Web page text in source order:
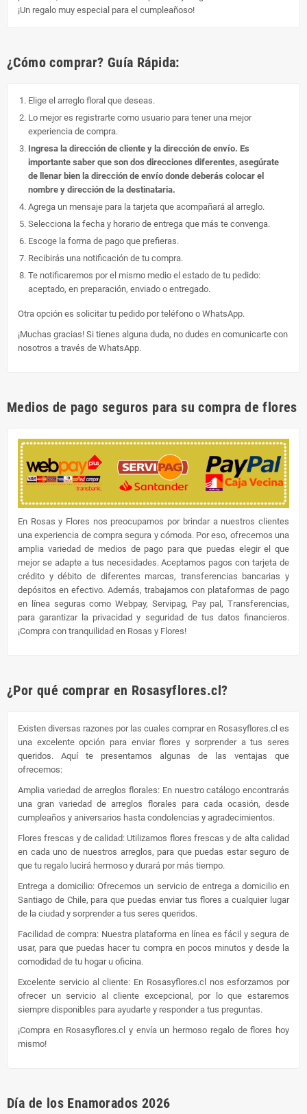
¡Un regalo muy especial para el cumpleañoso!
¿Cómo comprar? Guía Rápida:
Elige el arreglo floral que deseas.
Lo mejor es registrarte como usuario para tener una mejor
experiencia de compra.
Ingresa la dirección de cliente y la dirección de envío. Es
importante saber que son dos direcciones diferentes, asegúrate
de llenar bien la dirección de envío donde deberás colocar el
nombre y dirección de la destinataria.
Agrega un mensaje para la tarjeta que acompañará al arreglo.
Selecciona la fecha y horario de entrega que más te convenga.
Escoge la forma de pago que prefieras.
Recibirás una notificación de tu compra.
Te notificaremos por el mismo medio el estado de tu pedido:
aceptado, en preparación, enviado o entregado.
Otra opción es solicitar tu pedido por teléfono o WhatsApp.
¡Muchas gracias! Si tienes alguna duda, no dudes en comunicarte con
nosotros a través de WhatsApp.
Medios de pago seguros para su compra de flores
En Rosas y Flores nos preocupamos por brindar a nuestros clientes
una experiencia de compra segura y cómoda. Por eso, ofrecemos una
amplia variedad de medios de pago para que puedas elegir el que
mejor se adapte a tus necesidades. Aceptamos pagos con tarjeta de
crédito y débito de diferentes marcas, transferencias bancarias y
depósitos en efectivo. Además, trabajamos con plataformas de pago
en línea seguras como Webpay, Servipag, Pay pal, Transferencias,
para garantizar la privacidad y seguridad de tus datos financieros.
¡Compra con tranquilidad en Rosas y Flores!
¿Por qué comprar en Rosasyflores.cl?
Existen diversas razones por las cuales comprar en Rosasyflores.cl es
una excelente opción para enviar flores y sorprender a tus seres
queridos. Aquí te presentamos algunas de las ventajas que
ofrecemos:
Amplia variedad de arreglos florales: En nuestro catálogo encontrarás
una gran variedad de arreglos florales para cada ocasión, desde
cumpleaños y aniversarios hasta condolencias y agradecimientos.
Flores frescas y de calidad: Utilizamos flores frescas y de alta calidad
en cada uno de nuestros arreglos, para que puedas estar seguro de
que tu regalo lucirá hermoso y durará por más tiempo.
Entrega a domicilio: Ofrecemos un servicio de entrega a domicilio en
Santiago de Chile, para que puedas enviar tus flores a cualquier lugar
de la ciudad y sorprender a tus seres queridos.
Facilidad de compra: Nuestra plataforma en línea es fácil y segura de
usar, para que puedas hacer tu compra en pocos minutos y desde la
comodidad de tu hogar u oficina.
Excelente servicio al cliente: En Rosasyflores.cl nos esforzamos por
ofrecer un servicio al cliente excepcional, por lo que estaremos
siempre disponibles para ayudarte y responder a tus preguntas.
¡Compra en Rosasyflores.cl y envía un hermoso regalo de flores hoy
mismo!
Día de los Enamorados 2026